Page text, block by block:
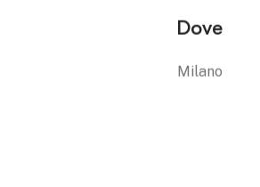
Dove
Milano